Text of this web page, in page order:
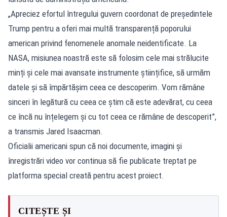
„Apreciez efortul întregului guvern coordonat de președintele
Trump pentru a oferi mai multă transparență poporului
american privind fenomenele anomale neidentificate. La
NASA, misiunea noastră este să folosim cele mai strălucite
minți și cele mai avansate instrumente științifice, să urmăm
datele și să împărtășim ceea ce descoperim. Vom rămâne
sinceri în legătură cu ceea ce știm că este adevărat, cu ceea
ce încă nu înțelegem și cu tot ceea ce rămâne de descoperit”,
a transmis Jared Isaacman.
Oficialii americani spun că noi documente, imagini și
înregistrări video vor continua să fie publicate treptat pe
platforma special creată pentru acest proiect.
CITEȘTE ȘI